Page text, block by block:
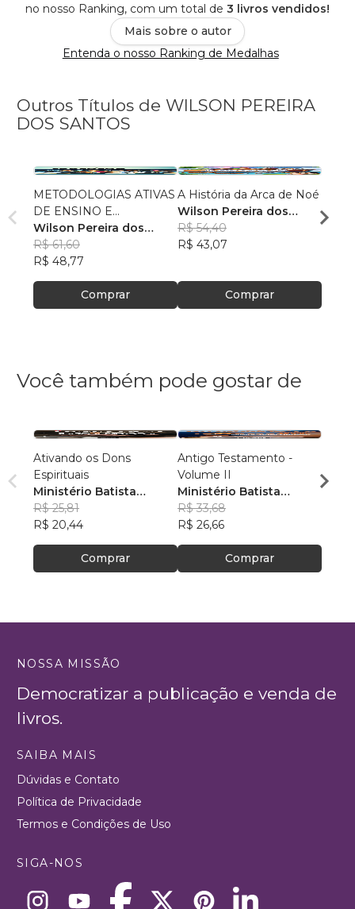
no nosso Ranking, com um total de 3 livros vendidos!
Mais sobre o autor
Entenda o nosso Ranking de Medalhas
Outros Títulos de WILSON PEREIRA
DOS SANTOS
METODOLOGIAS ATIVAS
DE ENSINO E
APRENDIZAGEM NA
EDUCAÇÃO
Wilson Pereira dos
Santos
R$ 61,60
R$ 48,77
Comprar
A História da Arca de Noé
Wilson Pereira dos
Santos
R$ 54,40
R$ 43,07
Comprar
R$
Você também pode gostar de
Ativando os Dons
Espirituais
Ministério Batista
Ebenézer
R$ 25,81
R$ 20,44
Comprar
Antigo Testamento -
Volume II
Ministério Batista
Ebenézer
R$ 33,68
R$ 26,66
Comprar
NOSSA MISSÃO
Democratizar a publicação e venda de
livros.
SAIBA MAIS
Dúvidas e Contato
Política de Privacidade
Termos e Condições de Uso
SIGA-NOS